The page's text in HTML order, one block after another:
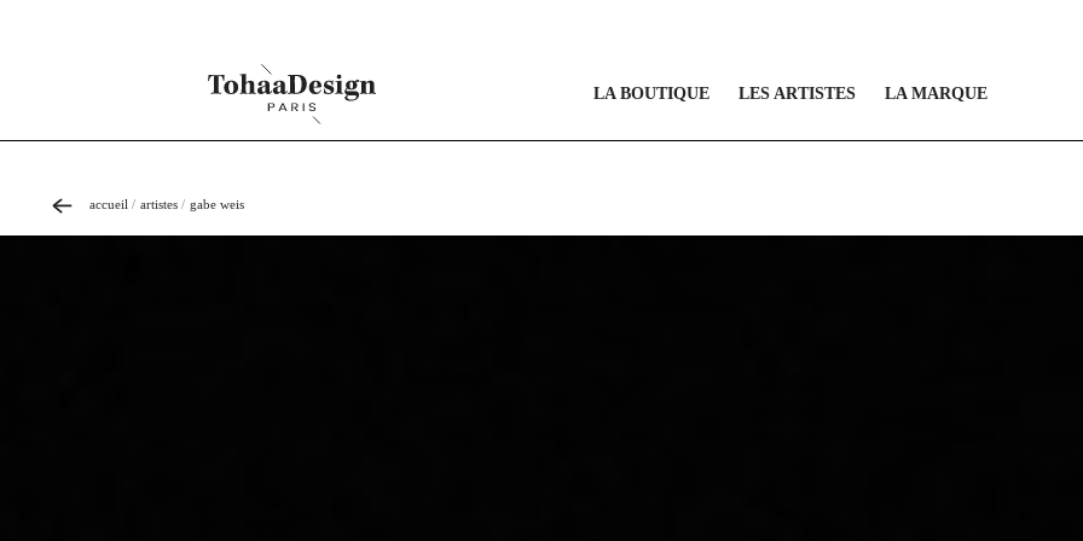
LA BOUTIQUE LES ARTISTES LA MARQUE
accueil artistes gabe weis